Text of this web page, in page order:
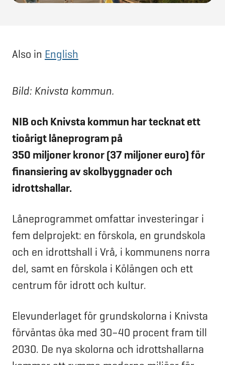
Also in English
Bild: Knivsta kommun.
NIB och Knivsta kommun har tecknat ett
tioårigt låneprogram på
350 miljoner kronor (37 miljoner euro) för
finansiering av skolbyggnader och
idrottshallar.
Låneprogrammet omfattar investeringar i
fem delprojekt: en förskola, en grundskola
och en idrottshall i Vrå, i kommunens norra
del, samt en förskola i Kölängen och ett
centrum för idrott och kultur.
Elevunderlaget för grundskolorna i Knivsta
förväntas öka med 30–40 procent fram till
2030. De nya skolorna och idrottshallarna